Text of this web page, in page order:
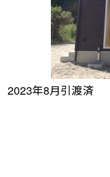
2023年8月引渡済